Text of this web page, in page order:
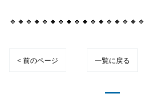
🔹🔸🔹🔸🔹🔸🔹🔸🔹🔸🔹🔸🔹🔸🔹🔸🔹
< 前のページ 一覧に戻る